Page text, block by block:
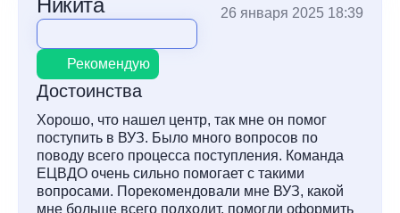
Никита 26 января 2025 18:39
Рекомендую
Достоинства
Хорошо, что нашел центр, так мне он помог
поступить в ВУЗ. Было много вопросов по
поводу всего процесса поступления. Команда
ЕЦВДО очень сильно помогает с такими
вопросами. Порекомендовали мне ВУЗ, какой
мне больше всего подходит, помогли оформить